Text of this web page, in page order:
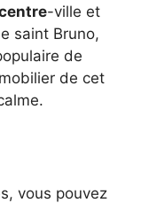
-ville et
saint Bruno,
de
de cet
vous pouvez